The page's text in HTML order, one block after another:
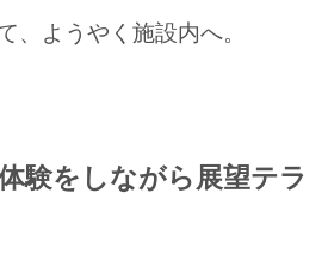
、ようやく施設内へ。
験をしながら展望テラ